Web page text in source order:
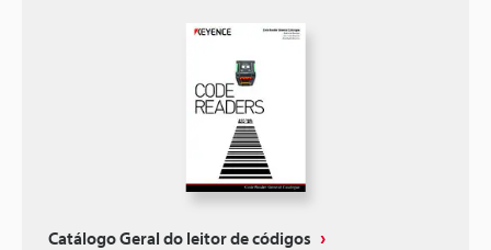
Catálogo Geral do leitor de códigos